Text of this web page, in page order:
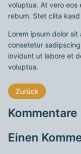
voluptua. At vero eos
rebum. Stet clita
Lorem ipsum dolor
consetetur
invidunt ut labore et
voluptua.
Zurück
Kommentare
Einen